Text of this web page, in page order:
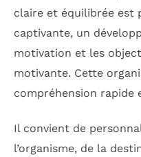
claire et équilibrée est
captivante, un
motivation et les
motivante. Cette
compréhension rapide
Il convient de
l’organisme, de la